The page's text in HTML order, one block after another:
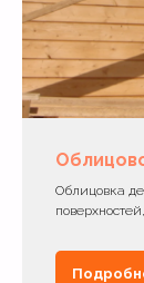
Облицовка